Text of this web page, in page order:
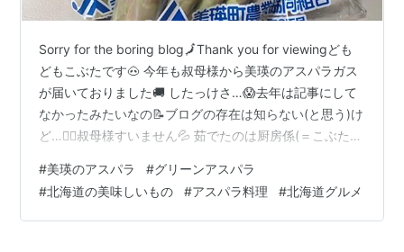
有原栞菜
リスト ： リスト::ハロプロ関連キーワード//固有名詞
Sorry for the boring blog🗾Thank you for viewingども
どもこぶたです🐽 今年も叔母様から美瑛のアスパラガス
が届いておりました🚚 したっけさ…😱去年は記事にして
なかったみたいなの📝ブログの存在は知らない(と思う)け
ど…🙇‍♀️叔母様すいません💦 茹でたのは厨房係(＝こぶた
作だよwww🤔う～む……想像してたのと違うべさ💧まっ
たくもって…💔センスなし…泣😭 厨房係作…アスパラ
巻・肉巻・焼きアスパラ明太子マヨ添👍 結論…やっぱ
#美瑛のアスパラ #グリーンアスパラ
#北海道の美味しいもの #アスパラ料理 #北海道グルメ